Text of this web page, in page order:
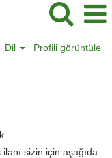
Dil Profi̇li̇ görüntüle
sizin için aşağıda